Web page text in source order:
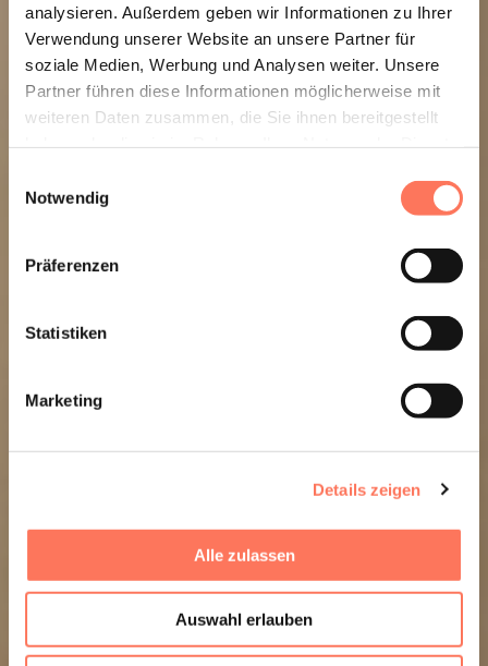
analysieren. Außerdem geben wir Informationen zu Ihrer
Verwendung unserer Website an unsere Partner für
soziale Medien, Werbung und Analysen weiter. Unsere
Partner führen diese Informationen möglicherweise mit
weiteren Daten zusammen, die Sie ihnen bereitgestellt
Notwendig
Präferenzen
Statistiken
Marketing
Details zeigen
Alle zulassen
Auswahl erlauben